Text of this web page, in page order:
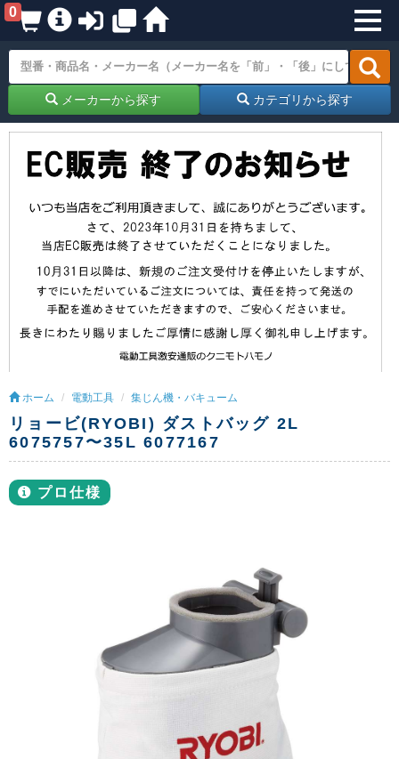
0
メーカーから探す カテゴリから探す
ホーム 電動工具 集じん機・バキューム
リョービ(RYOBI) ダストバッグ 2L
6075757〜35L 6077167
プロ仕様